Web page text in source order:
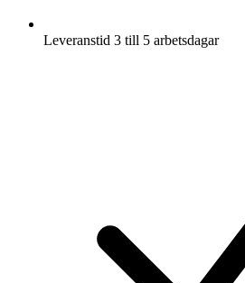
Leveranstid 3 till 5 arbetsdagar